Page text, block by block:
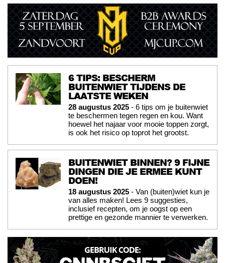
6 TIPS: BESCHERM
BUITENWIET TIJDENS DE
LAATSTE WEKEN
28 augustus 2025 - 6 tips om je buitenwiet
te beschermen tegen regen en kou. Want
hoewel het najaar voor mooie toppen zorgt,
is ook het risico op toprot het grootst.
BUITENWIET BINNEN? 9 FIJNE
DINGEN DIE JE ERMEE KUNT
DOEN!
18 augustus 2025 - Van (buiten)wiet kun je
van alles maken! Lees 9 suggesties,
inclusief recepten, om je oogst op een
prettige en gezonde mannier te verwerken.